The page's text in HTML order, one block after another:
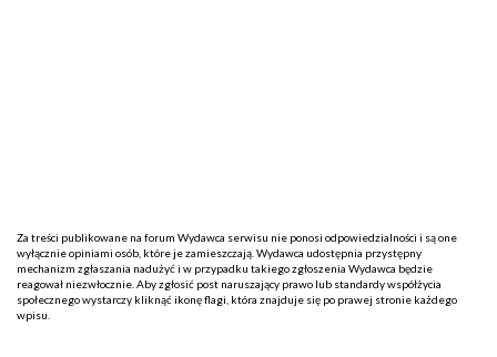
Za treści publikowane na forum Wydawca serwisu nie ponosi odpowiedzialności i są one
wyłącznie opiniami osób, które je zamieszczają. Wydawca udostępnia przystępny
mechanizm zgłaszania nadużyć i w przypadku takiego zgłoszenia Wydawca będzie
reagował niezwłocznie. Aby zgłosić post naruszający prawo lub standardy współżycia
społecznego wystarczy kliknąć ikonę flagi, która znajduje się po prawej stronie każdego
wpisu.